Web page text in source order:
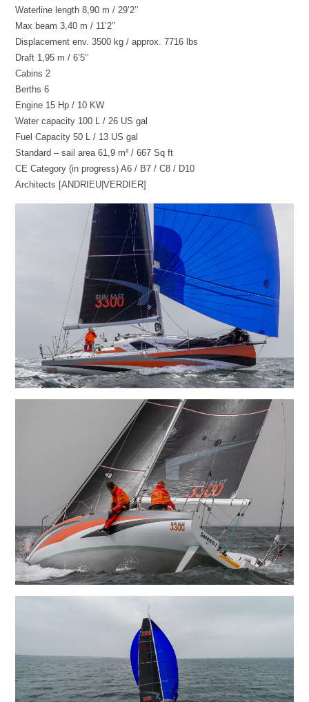
Waterline length 8,90 m / 29’2’’
Max beam 3,40 m / 11’2’’
Displacement env. 3500 kg / approx. 7716 lbs
Draft 1,95 m / 6’5’’
Cabins 2
Berths 6
Engine 15 Hp / 10 KW
Water capacity 100 L / 26 US gal
Fuel Capacity 50 L / 13 US gal
Standard – sail area 61,9 m² / 667 Sq ft
CE Category (in progress) A6 / B7 / C8 / D10
Architects [ANDRIEU|VERDIER]